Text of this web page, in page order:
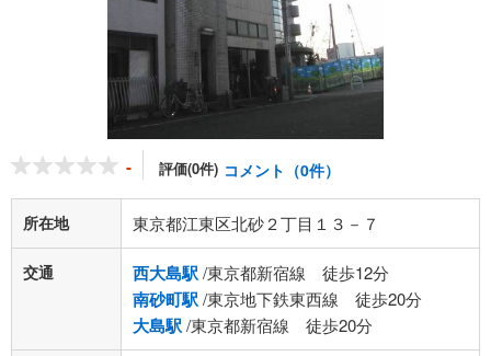
- 評価(0件) コメント（0件）
所在地 東京都江東区北砂２丁目１３－７
交通 西大島駅/東京都新宿線 徒歩12分
南砂町駅/東京地下鉄東西線 徒歩20分
大島駅/東京都新宿線 徒歩20分